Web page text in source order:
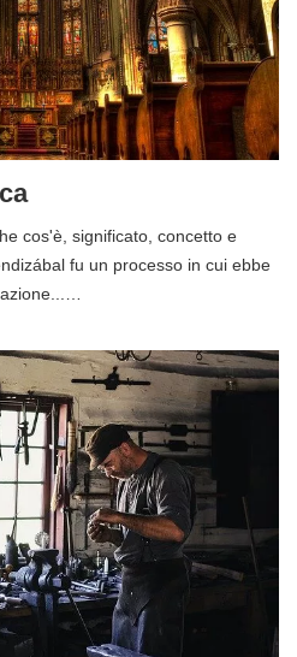
cos'è, significato, concetto e
fu un processo in cui ebbe